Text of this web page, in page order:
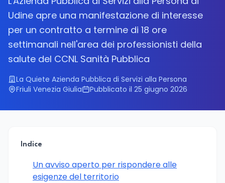
Udine apre una manifestazione di interesse
per un contratto a termine di 18 ore
settimanali nell'area dei professionisti della
salute del CCNL Sanità Pubblica
La Quiete Azienda Pubblica di Servizi alla Persona
Friuli Venezia Giulia
Pubblicato il 25 giugno 2026
Indice
Un avviso aperto per rispondere alle
esigenze del territorio